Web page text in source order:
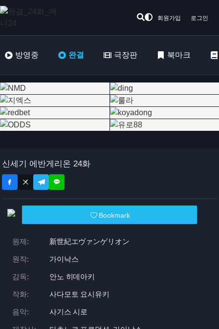
회원가입 로그인
방영중 완결 극장판 북마크
신세기 에반게리온 24화
Bookmark
원제: 新世紀エヴァンゲリオン
원작: 가이낙스
감독: 안노 히데아키
작화: 사다모토 요시유키
음악: 사기스 시로